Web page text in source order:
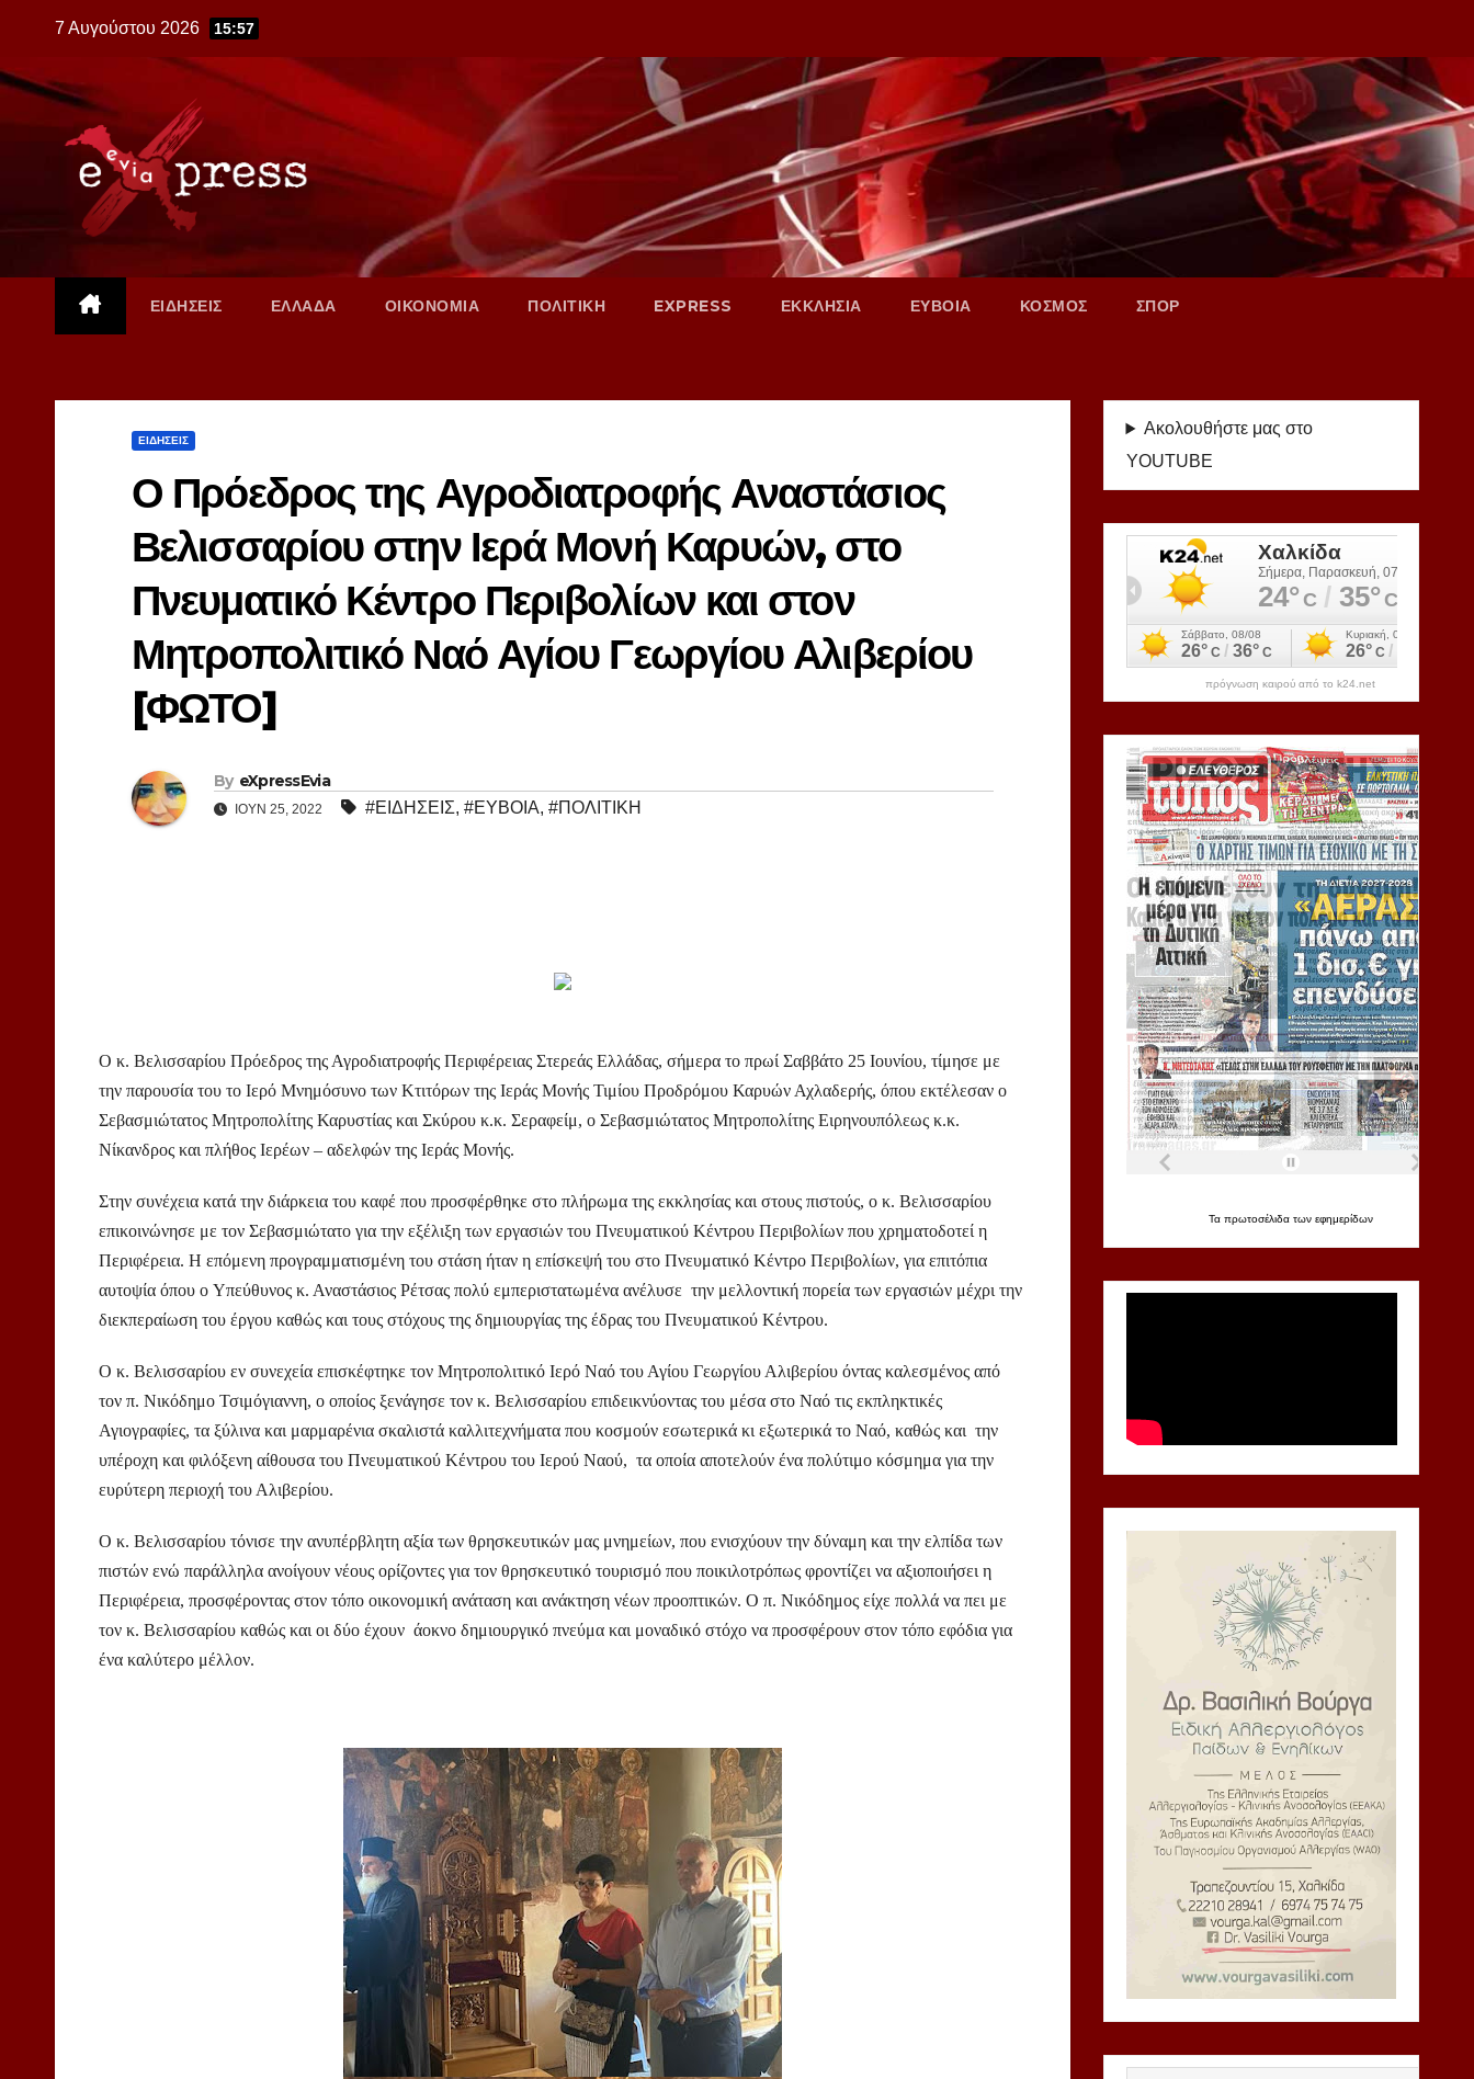
content
7 Αυγούστου 2026 15:57
ΕΙΔΗΣΕΙΣ ΕΛΛΑΔΑ ΟΙΚΟΝΟΜΙΑ ΠΟΛΙΤΙΚΗ EXPRESS ΕΚΚΛΗΣΙΑ ΕΥΒΟΙΑ ΚΟΣΜΟΣ ΣΠΟΡ
ΕΙΔΗΣΕΙΣ
Ο Πρόεδρος της Αγροδιατροφής Αναστάσιος
Βελισσαρίου στην Ιερά Μονή Καρυών, στο
Πνευματικό Κέντρο Περιβολίων και στον
Μητροπολιτικό Ναό Αγίου Γεωργίου Αλιβερίου
[ΦΩΤΟ]
By eXpressEvia
ΙΟΎΝ 25, 2022 #ΕΙΔΗΣΕΙΣ, #ΕΥΒΟΙΑ, #ΠΟΛΙΤΙΚΗ
Ο κ. Βελισσαρίου Πρόεδρος της Αγροδιατροφής Περιφέρειας Στερεάς Ελλάδας, σήμερα το πρωί Σαββάτο 25 Ιουνίου, τίμησε με
την παρουσία του το Ιερό Μνημόσυνο των Κτιτόρων της Ιεράς Μονής Τιμίου Προδρόμου Καρυών Αχλαδερής, όπου εκτέλεσαν ο
Σεβασμιώτατος Μητροπολίτης Καρυστίας και Σκύρου κ.κ. Σεραφείμ, ο Σεβασμιώτατος Μητροπολίτης Ειρηνουπόλεως κ.κ.
Νίκανδρος και πλήθος Ιερέων – αδελφών της Ιεράς Μονής.
Στην συνέχεια κατά την διάρκεια του καφέ που προσφέρθηκε στο πλήρωμα της εκκλησίας και στους πιστούς, ο κ. Βελισσαρίου
επικοινώνησε με τον Σεβασμιώτατο για την εξέλιξη των εργασιών του Πνευματικού Κέντρου Περιβολίων που χρηματοδοτεί η
Περιφέρεια. Η επόμενη προγραμματισμένη του στάση ήταν η επίσκεψή του στο Πνευματικό Κέντρο Περιβολίων, για επιτόπια
αυτοψία όπου ο Υπεύθυνος κ. Αναστάσιος Ρέτσας πολύ εμπεριστατωμένα ανέλυσε την μελλοντική πορεία των εργασιών μέχρι την
διεκπεραίωση του έργου καθώς και τους στόχους της δημιουργίας της έδρας του Πνευματικού Κέντρου.
Ο κ. Βελισσαρίου εν συνεχεία επισκέφτηκε τον Μητροπολιτικό Ιερό Ναό του Αγίου Γεωργίου Αλιβερίου όντας καλεσμένος από
τον π. Νικόδημο Τσιμόγιαννη, ο οποίος ξενάγησε τον κ. Βελισσαρίου επιδεικνύοντας του μέσα στο Ναό τις εκπληκτικές
Αγιογραφίες, τα ξύλινα και μαρμαρένια σκαλιστά καλλιτεχνήματα που κοσμούν εσωτερικά κι εξωτερικά το Ναό, καθώς και την
υπέροχη και φιλόξενη αίθουσα του Πνευματικού Κέντρου του Ιερού Ναού, τα οποία αποτελούν ένα πολύτιμο κόσμημα για την
ευρύτερη περιοχή του Αλιβερίου.
Ο κ. Βελισσαρίου τόνισε την ανυπέρβλητη αξία των θρησκευτικών μας μνημείων, που ενισχύουν την δύναμη και την ελπίδα των
πιστών ενώ παράλληλα ανοίγουν νέους ορίζοντες για τον θρησκευτικό τουρισμό που ποικιλοτρόπως φροντίζει να αξιοποιήσει η
Περιφέρεια, προσφέροντας στον τόπο οικονομική ανάταση και ανάκτηση νέων προοπτικών. Ο π. Νικόδημος είχε πολλά να πει με
τον κ. Βελισσαρίου καθώς και οι δύο έχουν άοκνο δημιουργικό πνεύμα και μοναδικό στόχο να προσφέρουν στον τόπο εφόδια για
ένα καλύτερο μέλλον.
Ακολουθήστε μας στο
YOUTUBE
πρόγνωση καιρού από το k24.net
Τα πρωτοσέλιδα των εφημερίδων